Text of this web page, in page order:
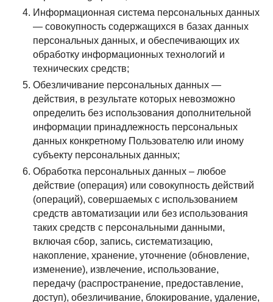
Информационная система персональных данных
— совокупность содержащихся в базах данных
персональных данных, и обеспечивающих их
обработку информационных технологий и
технических средств;
Обезличивание персональных данных —
действия, в результате которых невозможно
определить без использования дополнительной
информации принадлежность персональных
данных конкретному Пользователю или иному
субъекту персональных данных;
Обработка персональных данных – любое
действие (операция) или совокупность действий
(операций), совершаемых с использованием
средств автоматизации или без использования
таких средств с персональными данными,
включая сбор, запись, систематизацию,
накопление, хранение, уточнение (обновление,
изменение), извлечение, использование,
передачу (распространение, предоставление,
доступ), обезличивание, блокирование, удаление,